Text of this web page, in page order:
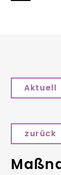
Aktuell
zurück